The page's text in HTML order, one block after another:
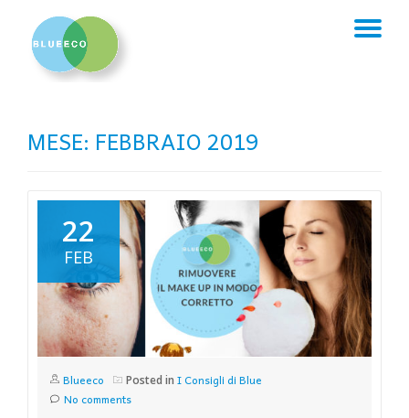
MESE: FEBBRAIO 2019
22
FEB
Blueeco Posted in I Consigli di Blue
No comments